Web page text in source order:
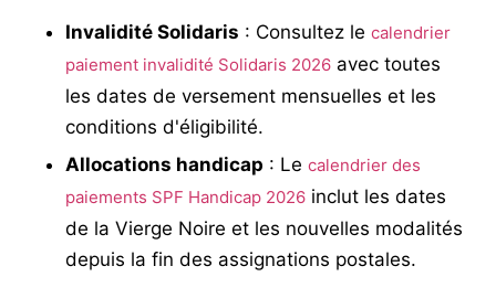
Invalidité Solidaris : Consultez le calendrier
paiement invalidité Solidaris 2026 avec toutes
les dates de versement mensuelles et les
conditions d'éligibilité.
Allocations handicap : Le calendrier des
paiements SPF Handicap 2026 inclut les dates
de la Vierge Noire et les nouvelles modalités
depuis la fin des assignations postales.